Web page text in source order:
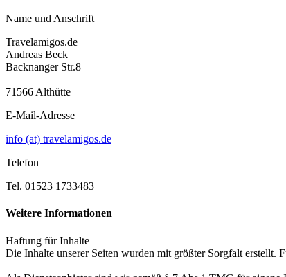
Name und Anschrift
Travelamigos.de
Andreas Beck
Backnanger Str.8
71566 Althütte
E-Mail-Adresse
info (at) travelamigos.de
Telefon
Tel. 01523 1733483
Weitere Informationen
Haftung für Inhalte
Die Inhalte unserer Seiten wurden mit größter Sorgfalt